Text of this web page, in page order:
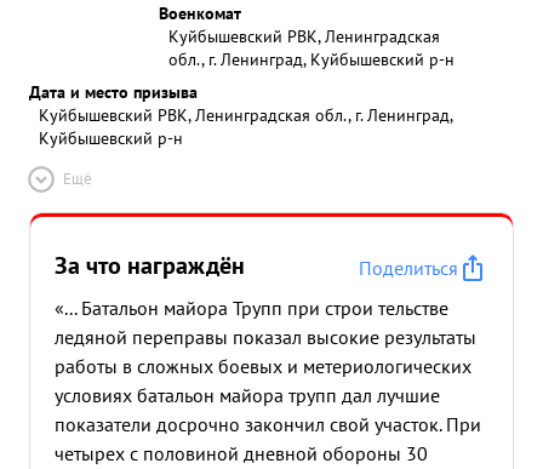
Военкомат
Куйбышевский РВК, Ленинградская
обл., г. Ленинград, Куйбышевский р-н
Дата и место призыва
Куйбышевский РВК, Ленинградская обл., г. Ленинград,
Куйбышевский р-н
Ещё
За что награждён
Поделиться
«... Батальон майора Трупп при строи тельстве
ледяной переправы показал высокие результаты
работы в сложных боевых и метериологических
условиях батальон майора трупп дал лучшие
показатели досрочно закончил свой участок. При
четырех с половиной дневной обороны 30